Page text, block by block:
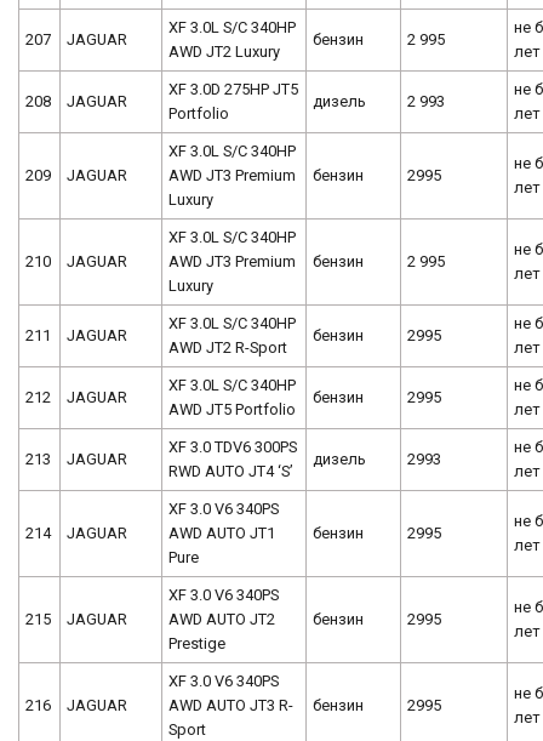
207 JAGUAR
XF 3.0L S/C 340HP
AWD JT2 Luxury
бензин 2 995
не
лет
208 JAGUAR
XF 3.0D 275HP JT5
Portfolio
дизель 2 993
не
лет
209 JAGUAR
XF 3.0L S/C 340HP
AWD JT3 Premium
Luxury
бензин 2995
не
лет
210 JAGUAR
XF 3.0L S/C 340HP
AWD JT3 Premium
Luxury
бензин 2 995
не
лет
211 JAGUAR
XF 3.0L S/C 340HP
AWD JT2 R-Sport
бензин 2995
не
лет
212 JAGUAR
XF 3.0L S/C 340HP
AWD JT5 Portfolio
бензин 2995
не
лет
213 JAGUAR
XF 3.0 TDV6 300PS
RWD AUTO JT4 ‘S’
дизель 2993
не
лет
214 JAGUAR
XF 3.0 V6 340PS
AWD AUTO JT1
Pure
бензин 2995
не
лет
215 JAGUAR
XF 3.0 V6 340PS
AWD AUTO JT2
Prestige
бензин 2995
не
лет
216 JAGUAR
XF 3.0 V6 340PS
AWD AUTO JT3 R-
Sport
бензин 2995
не
лет